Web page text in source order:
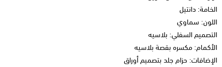
الخامة: دانتيل
اللون: سماوي
التصميم السفلي: بلاسيه
الأكمام: مكسره بقصة بلاسيه
الإضافات: حزام جلد بتصميم أوراق